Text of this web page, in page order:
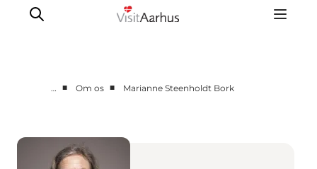
Analyser & tal
Projekter
… ■ Om os ■ Marianne Steenholdt Bork